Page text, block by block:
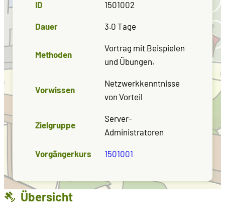
ID 1501002
Dauer 3.0 Tage
Methoden
Vortrag mit Beispielen
und Übungen.
Vorwissen
Netzwerkkenntnisse
von Vorteil
Zielgruppe
Server-
Administratoren
Vorgängerkurs 1501001
Übersicht